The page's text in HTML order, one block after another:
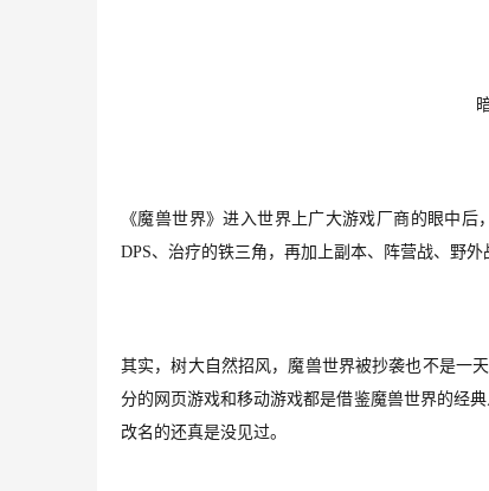
《魔兽世界》进入世界上广大游戏厂商的眼中
DPS、治疗的铁三角，再加上副本、
阵营战、野外
其实，树大自然招风，魔兽世界被抄袭也不是一
分的 网页游戏和移动游戏都是借鉴魔兽世界的经
改名的还真是没见过。